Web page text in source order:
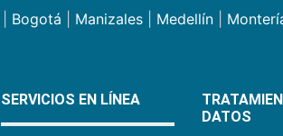
Bogotá Manizales| Medellín|
SERVICIOS EN LÍNEA
DATOS